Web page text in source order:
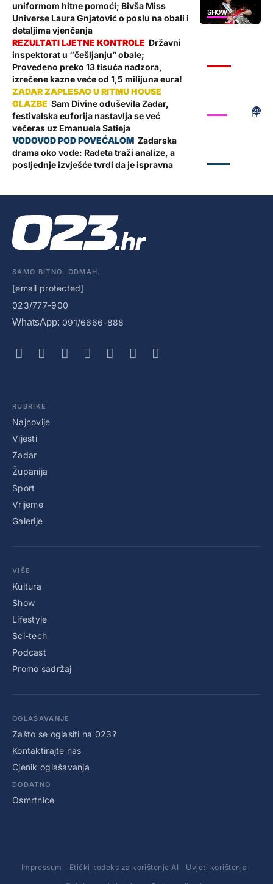
SHOW
uniformom hitne pomoći; Bivša Miss
Universe Laura Gnjatović o poslu na obali i
detaljima vjenčanja
Državni
inspektorat u “češljanju” obale;
Provedeno preko 13 tisuća nadzora,
izrečene kazne veće od 1,5 milijuna eura!
20
Sam Divine oduševila Zadar,
festivalska euforija nastavlja se već
večeras uz Emanuela Satieja
Zadarska
drama oko vode: Radeta traži analize, a
posljednje izvješće tvrdi da je ispravna
SAMO BITNO. ODMAH.
[email protected]
023/777-900
WhatsApp: 091/6666-888
RUBRIKE
Najnovije
Vijesti
Zadar
Županija
Sport
Vrijeme
Galerije
VIŠE
Kultura
Show
Lifestyle
Sci-tech
Podcast
Promo sadržaj
OGLAŠAVANJE
Zašto se oglasiti na 023?
Kontaktirajte nas
Cjenik oglašavanja
DODATNO
Osmrtnice
Impressum Etički kodeks za korištenje AI Uvjeti korištenja